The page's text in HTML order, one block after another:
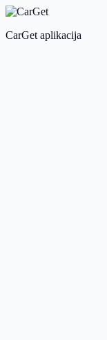
CarGet aplikacija